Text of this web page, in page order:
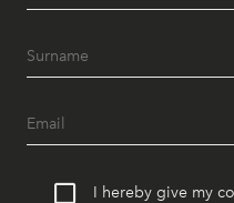
I hereby give my